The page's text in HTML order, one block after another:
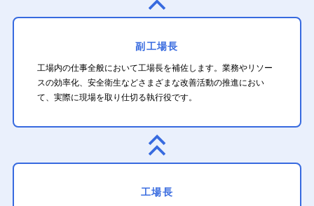
副工場長
工場内の仕事全般において工場長を補佐します。業務やリソー
スの効率化、安全衛生などさまざまな改善活動の推進におい
て、 実際に現場を取り仕切る執行役です。
工場長